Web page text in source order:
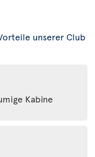
unserer Club
Kabine